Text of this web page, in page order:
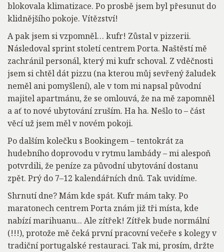
blokovala klimatizace. Po prosbě jsem byl přesunut do
klidnějšího pokoje. Vítězství!
A pak jsem si vzpomněl… kufr! Zůstal v pizzerii.
Následoval sprint století centrem Porta. Naštěstí mě
zachránil personál, který mi kufr schoval. Z vděčnosti
jsem si chtěl dát pizzu (na kterou můj sevřený žaludek
neměl ani pomyšlení), ale v tom mi napsal původní
majitel apartmánu, že se omlouvá, že na mě zapomněl
a ať to nové ubytování zruším. Ha ha. Nešlo to – část
věcí už jsem měl v novém pokoji.
Po dalším kolečku s Bookingem – tentokrát za
hudebního doprovodu v rytmu lambády – mi alespoň
potvrdili, že peníze za původní ubytování dostanu
zpět. Prý do 7–12 kalendářních dnů. Tak uvidíme.
Shrnutí dne? Mám kde spát. Kufr mám taky. Po
maratonech centrem Porta znám již tři místa, kde
nabízí marihuanu... Ale zítřek! Zítřek bude normální
(!!!), protože mě čeká první pracovní večeře s kolegy v
tradiční portugalské restauraci. Tak mi, prosím, držte